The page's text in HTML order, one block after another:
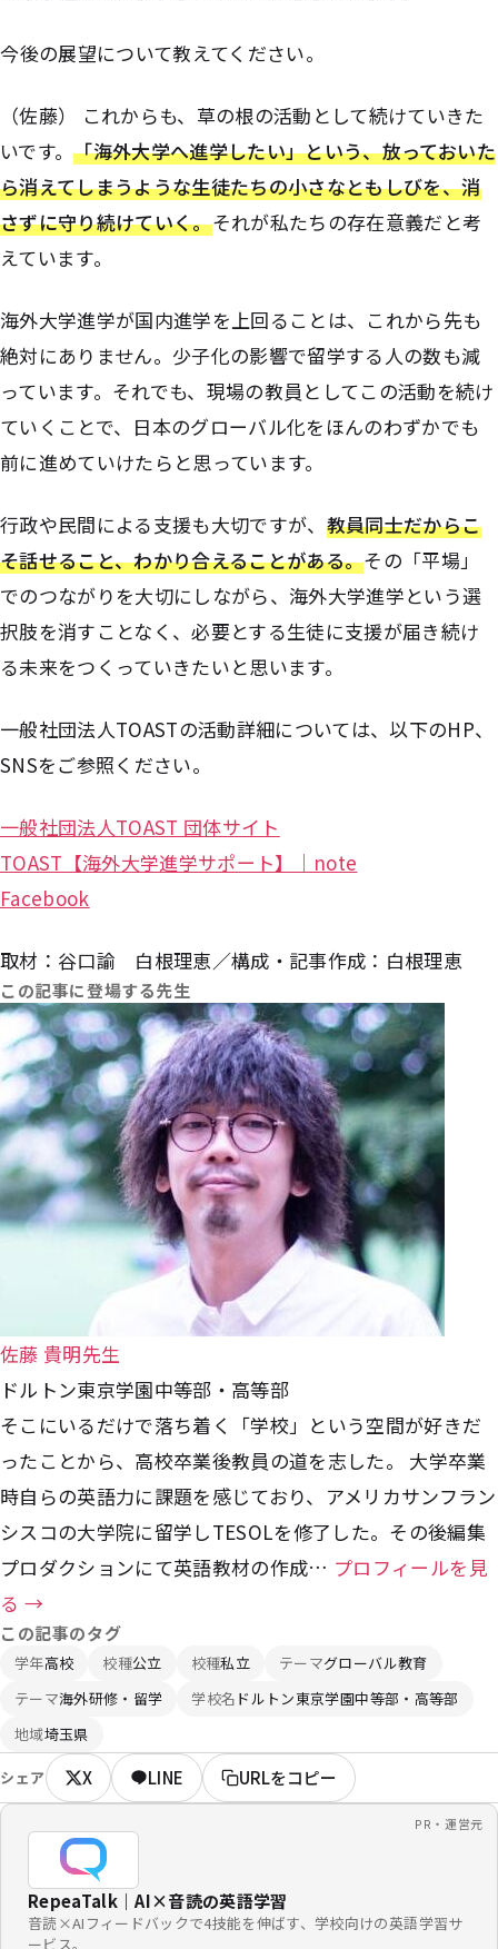
――今後の展望について教えてください。
（佐藤） これからも、草の根の活動として続けていきた
いです。「海外大学へ進学したい」という、放っておいた
ら消えてしまうような生徒たちの小さなともしびを、消
さずに守り続けていく。それが私たちの存在意義だと考
えています。
海外大学進学が国内進学を上回ることは、これから先も
絶対にありません。少子化の影響で留学する人の数も減
っています。それでも、現場の教員としてこの活動を続け
ていくことで、日本のグローバル化をほんのわずかでも
前に進めていけたらと思っています。
行政や民間による支援も大切ですが、 教員同士だからこ
そ話せること、わかり合えることがある。その「平場」
でのつながりを大切にしながら、海外大学進学という選
択肢を消すことなく、必要とする生徒に支援が届き続け
る未来をつくっていきたいと思います。
一般社団法人TOASTの活動詳細については、以下のHP、
SNSをご参照ください。
一般社団法人TOAST 団体サイト
TOAST【海外大学進学サポート】｜note
Facebook
取材：谷口諭 白根理恵／構成・記事作成：白根理恵
この記事に登場する先生
佐藤 貴明先生
ドルトン東京学園中等部・高等部
そこにいるだけで落ち着く「学校」という空間が好きだ
ったことから、高校卒業後教員の道を志した。 大学卒業
時自らの英語力に課題を感じており、アメリカサンフラン
シスコの大学院に留学しTESOLを修了した。その後編集
プロダクションにて英語教材の作成… プロフィールを見
る →
この記事のタグ
学年高校 校種公立 校種私立 テーマグローバル教育
テーマ海外研修・留学 学校名 ドルトン東京学園中等部・高等部
地域埼玉県
シェア X LINE URLをコピー
PR・運営元
RepeaTalk｜AI×音読の英語学習
音読×AIフィードバックで4技能を伸ばす、学校向けの英語学習サ
ービス。